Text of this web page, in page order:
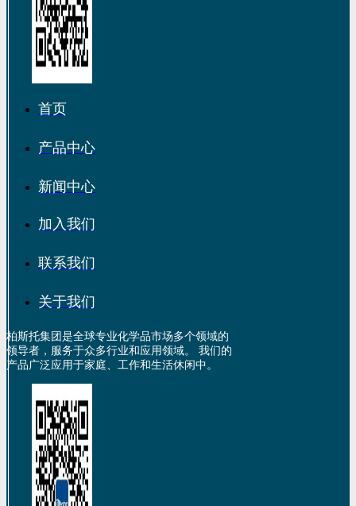
首页
产品中心
新闻中心
加入我们
联系我们
关于我们
柏斯托集团是全球专业化学品市场多个领域的
领导者，服务于众多行业和应用领域。 我们的
产品广泛应用于家庭、工作和生活休闲中。